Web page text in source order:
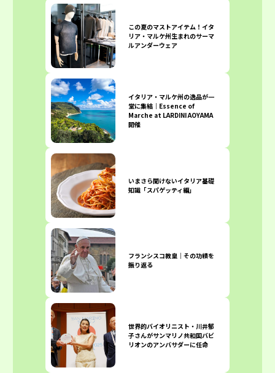
この夏のマストアイテム！イタ
リア・マルケ州生まれのサーマ
ルアンダーウェア
イタリア・マルケ州の逸品が一
堂に集結｜Essence of
Marche at LARDINI AOYAMA
開催
いまさら聞けないイタリア基礎
知識「スパゲッティ編」
フランシスコ教皇｜その功績を
振り返る
世界的バイオリニスト・川井郁
子さんがサンマリノ共和国バビ
リオンのアンバサダーに任命